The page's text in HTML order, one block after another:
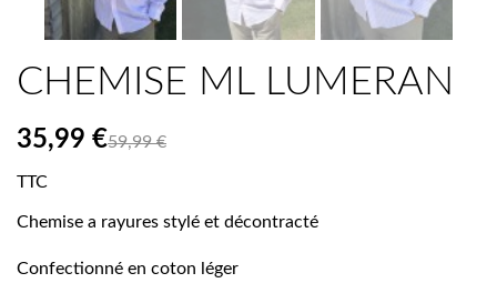
CHEMISE ML LUMERAN
35,99 €59,99 €
TTC
Chemise a rayures stylé et décontracté
Confectionné en coton léger